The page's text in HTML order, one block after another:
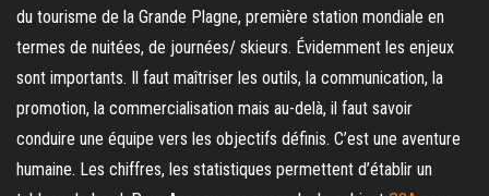
du tourisme de la Grande Plagne, première station mondiale en
termes de nuitées, de journées/ skieurs. Évidemment les enjeux
sont importants. Il faut maîtriser les outils, la communication, la
promotion, la commercialisation mais au-delà, il faut savoir
conduire une équipe vers les objectifs définis. C’est une aventure
humaine. Les chiffres, les statistiques permettent d’établir un